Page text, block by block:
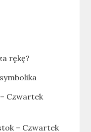
rękę?
Czwartek
– Czwartek